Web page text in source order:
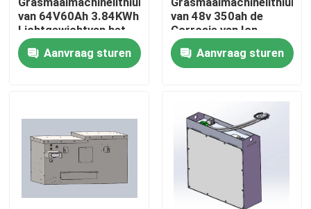
De Batterij van het vorkheftrucklithium
De Batterij van het jachtlithium
De Batterij van de lithiumtractor
van 64V60Ah 3.84KWh
Lichtgewichtvan het
het Ijzerfosfaat de
Batterijsysteem
Aanvraag sturen
van 48v 350ah de
Corrosie van Ion
Rechargeable Battery
Pack AntiAanvraag sturen